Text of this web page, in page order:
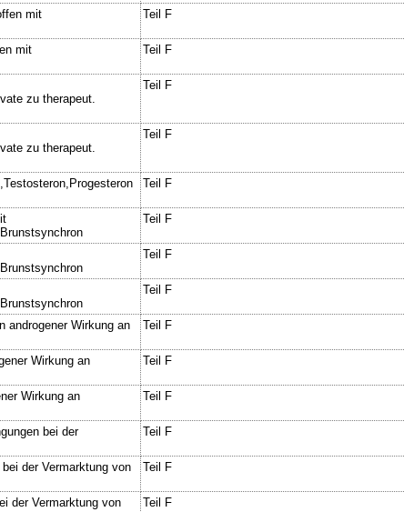
mit
Teil F
mit
Teil F
zu therapeut.
Teil F
zu therapeut.
Teil F
Teil F
Teil F
Teil F
Teil F
androgener Wirkung an
Teil F
Wirkung an
Teil F
Wirkung an
Teil F
bei der
Teil F
der Vermarktung von
Teil F
der Vermarktung von
Teil F